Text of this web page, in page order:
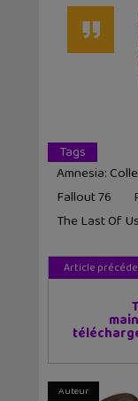
Tags
Amnesia:
Fallout 76
The Last Of
Article
Auteur